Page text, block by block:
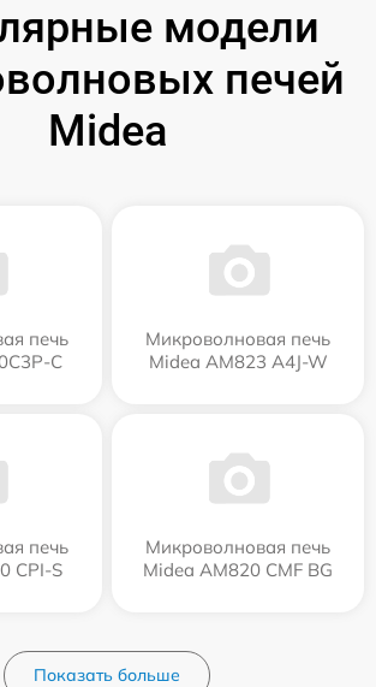
модели
печей
Midea
печь
C
Микроволновая печь
Midea AM823 A4J-W
печь
CPI-S
Микроволновая печь
Midea AM820 CMF BG
Показать больше